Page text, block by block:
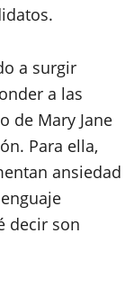
a surgir
a las
de Mary Jane
Para ella,
ansiedad
decir son